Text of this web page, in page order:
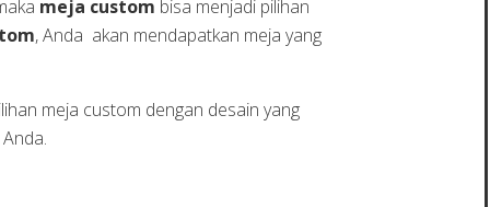
meja custom bisa menjadi pilihan
, Anda akan mendapatkan meja yang
meja custom dengan desain yang